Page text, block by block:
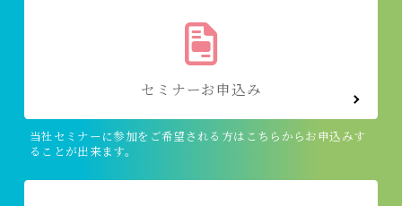
セミナーお申込み
当社セミナーに参加をご希望される方はこちらからお申込みす
ることが出来ます。